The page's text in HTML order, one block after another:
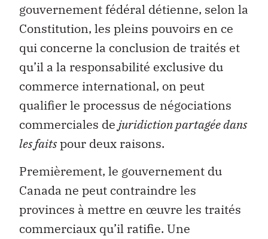
gouvernement fédéral détienne, selon la
Constitution, les pleins pouvoirs en ce
qui concerne la conclusion de traités et
qu’il a la responsabilité exclusive du
commerce international, on peut
qualifier le processus de négociations
commerciales de juridiction partagée dans
les faitspour deux raisons.
Premièrement, le gouvernement du
Canada ne peut contraindre les
provinces à mettre en œuvre les traités
commerciaux qu’il ratifie. Une